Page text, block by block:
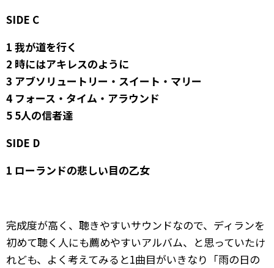
SIDE C
1 我が道を行く
2 時にはアキレスのように
3 アブソリュートリー・スイート・マリー
4 フォース・タイム・アラウンド
5 5人の信者達
SIDE D
1 ローランドの悲しい目の乙女
完成度が高く、聴きやすいサウンドなので、ディランを
初めて聴く人にも薦めやすいアルバム、と思っていたけ
れども、よく考えてみると1曲目がいきなり「雨の日の